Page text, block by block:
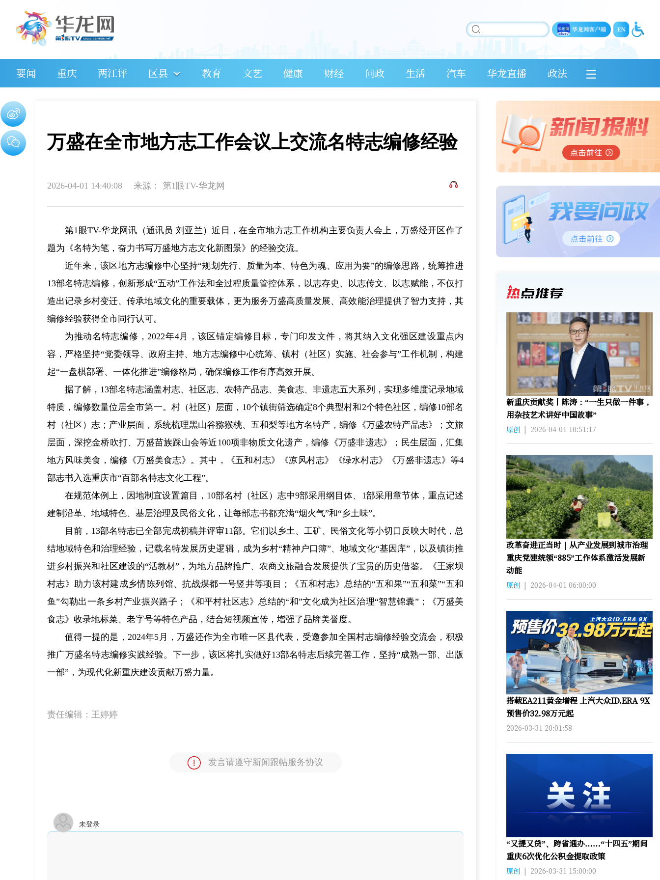
要闻 重庆 两江评 区县 教育 文艺 健康 财经 问政 生活 汽车 华龙直播 政法
万盛在全市地方志工作会议上交流名特志编修经验
2026-04-01 14:40:08 来源： 第1眼TV-华龙网
第1眼TV-华龙网讯（通讯员 刘亚兰）近日，在全市地方志工作机构主要负责人会上，万盛经开区作了
题为《名特为笔，奋力书写万盛地方志文化新图景》的经验交流。
近年来，该区地方志编修中心坚持“规划先行、质量为本、特色为魂、应用为要”的编修思路，统筹推进
13部名特志编修，创新形成“五动”工作法和全过程质量管控体系，以志存史、以志传文、以志赋能，不仅打
造出记录乡村变迁、传承地域文化的重要载体，更为服务万盛高质量发展、高效能治理提供了智力支持，其
编修经验获得全市同行认可。
为推动名特志编修，2022年4月，该区锚定编修目标，专门印发文件，将其纳入文化强区建设重点内
容，严格坚持“党委领导、政府主持、地方志编修中心统筹、镇村（社区）实施、社会参与”工作机制，构建
起“一盘棋部署、一体化推进”编修格局，确保编修工作有序高效开展。
据了解，13部名特志涵盖村志、社区志、农特产品志、美食志、非遗志五大系列，实现多维度记录地域
特质，编修数量位居全市第一。村（社区）层面，10个镇街筛选确定8个典型村和2个特色社区，编修10部名
村（社区）志；产业层面，系统梳理黑山谷猕猴桃、五和梨等地方名特产，编修《万盛农特产品志》；文旅
层面，深挖金桥吹打、万盛苗族踩山会等近100项非物质文化遗产，编修《万盛非遗志》；民生层面，汇集
地方风味美食，编修《万盛美食志》。其中，《五和村志》《凉风村志》《绿水村志》《万盛非遗志》等4
部志书入选重庆市“百部名特志文化工程”。
在规范体例上，因地制宜设置篇目，10部名村（社区）志中9部采用纲目体、1部采用章节体，重点记述
建制沿革、地域特色、基层治理及民俗文化，让每部志书都充满“烟火气”和“乡土味”。
目前，13部名特志已全部完成初稿并评审11部。它们以乡土、工矿、民俗文化等小切口反映大时代，总
结地域特色和治理经验，记载名特发展历史逻辑，成为乡村“精神户口簿”、地域文化“基因库”，以及镇街推
进乡村振兴和社区建设的“活教材”，为地方品牌推广、农商文旅融合发展提供了宝贵的历史借鉴。《王家坝
村志》助力该村建成乡情陈列馆、抗战煤都一号竖井等项目；《五和村志》总结的“五和果”“五和菜”“五和
鱼”勾勒出一条乡村产业振兴路子；《和平村社区志》总结的“和”文化成为社区治理“智慧锦囊”；《万盛美
食志》收录地标菜、老字号等特色产品，结合短视频宣传，增强了品牌美誉度。
值得一提的是，2024年5月，万盛还作为全市唯一区县代表，受邀参加全国村志编修经验交流会，积极
推广万盛名特志编修实践经验。下一步，该区将扎实做好13部名特志后续完善工作，坚持“成熟一部、出版
一部”，为现代化新重庆建设贡献万盛力量。
责任编辑： 王婷婷
发言请遵守新闻跟帖服务协议
未登录
新重庆贡献奖丨陈涛：“一生只做一件事，
用杂技艺术讲好中国故事”
原创 | 2026-04-01 10:51:17
改革奋进正当时｜从产业发展到城市治理
重庆党建统领“885”工作体系激活发展新
动能
原创 | 2026-04-01 06:00:00
搭载EA211黄金增程 上汽大众ID.ERA 9X
预售价32.98万元起
2026-03-31 20:01:58
“又提又贷”、跨省通办……“十四五”期间
重庆6次优化公积金提取政策
原创 | 2026-03-31 15:00:00